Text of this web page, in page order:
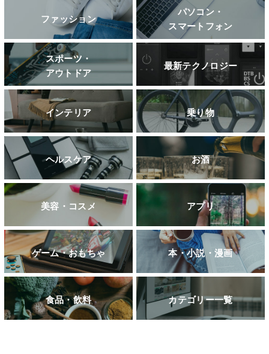
ファッション
パソコン・
スマートフォン
スポーツ・
アウトドア
最新テクノロジー
インテリア 乗り物
ヘルスケア お酒
美容・コスメ アプリ
ゲーム・おもちゃ 本・小説・漫画
食品・飲料 カテゴリー一覧